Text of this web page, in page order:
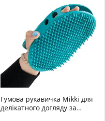
Гумова рукавичка Mikki для
делікатного догляду за